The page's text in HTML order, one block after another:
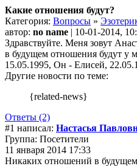
Какие отношения будут?
Категория: Вопросы »
автор: no name | 10-01-2014,
Здравствуйте. Меня зовут
в будущем отношения будут у
15.05.1995, Он - Елисей,
Другие новости по теме:
{related-news}
Ответы (2)
#1 написал: Настасья
Группа: Посетители
11 января 2014 17:33
Никаких отношений в